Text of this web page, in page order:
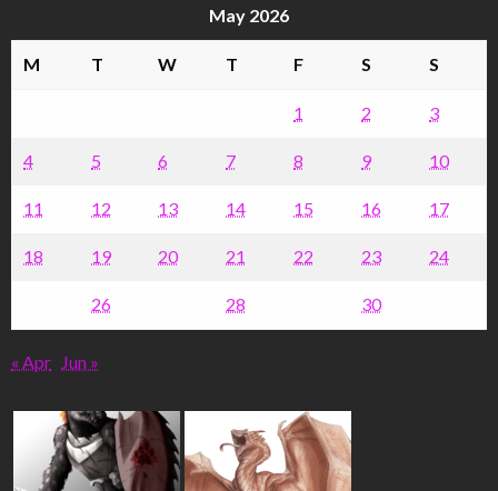
May 2026
M T W T F S S
1 2 3
4 5 6 7 8 9 10
11 12 13 14 15 16 17
18 19 20 21 22 23 24
26 28 30
« Apr Jun »